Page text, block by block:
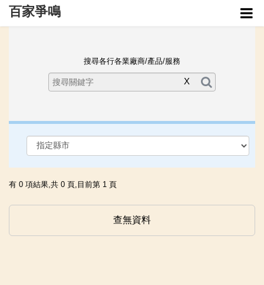
百家爭鳴
企業列表
搜尋各行各業廠商/產品/服務
X
有 0 項結果,共 0 頁,目前第 1 頁
查無資料